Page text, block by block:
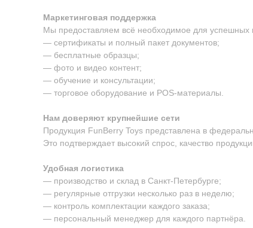
Маркетинговая поддержка
Мы предоставляем всё необходимое для успешных
— сертификаты и полный пакет документов;
— бесплатные образцы;
— фото и видео контент;
— обучение и консультации;
— торговое оборудование и POS-материалы.
Нам доверяют крупнейшие сети
Продукция FunBerry Toys представлена в
Это подтверждает высокий спрос, качество
Удобная логистика
— производство и склад в Санкт-Петербурге;
— регулярные отгрузки несколько раз в неделю;
— контроль комплектации каждого заказа;
— персональный менеджер для каждого партнёра.